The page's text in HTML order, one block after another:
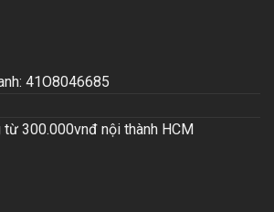
41O8046685
300.000vnđ nội thành HCM